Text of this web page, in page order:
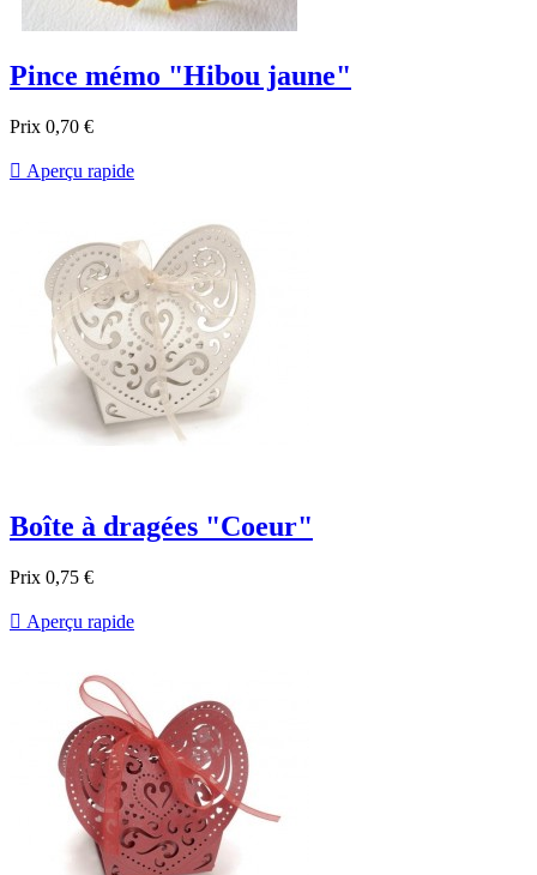
Pince mémo "Hibou jaune"
Prix 0,70 €
 Aperçu rapide
Boîte à dragées "Coeur"
Prix 0,75 €
 Aperçu rapide